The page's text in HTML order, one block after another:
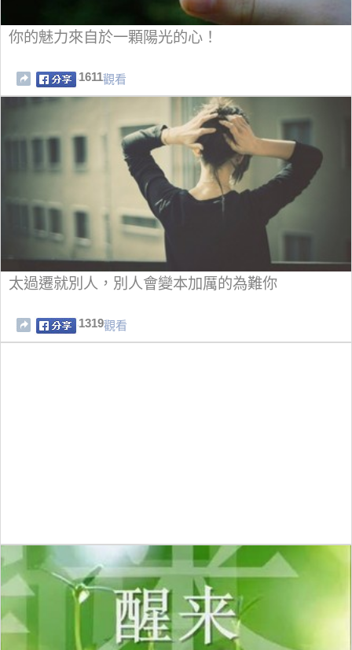
你的魅力來自於一顆陽光的心！
1611觀看
太過遷就別人，別人會變本加厲的為難你
1319觀看